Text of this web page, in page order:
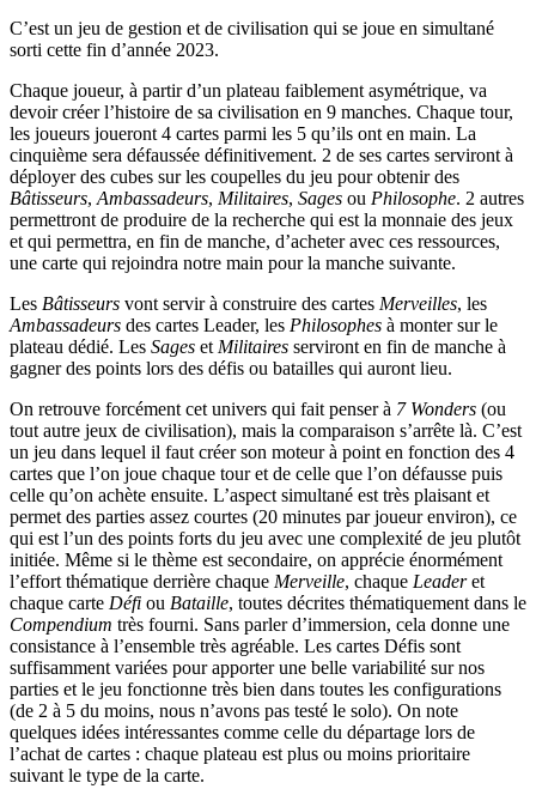
C’est un jeu de gestion et de civilisation qui se joue en simultané
sorti cette fin d’année 2023.
Chaque joueur, à partir d’un plateau faiblement asymétrique, va
devoir créer l’histoire de sa civilisation en 9 manches. Chaque tour,
les joueurs joueront 4 cartes parmi les 5 qu’ils ont en main. La
cinquième sera défaussée définitivement. 2 de ses cartes serviront à
déployer des cubes sur les coupelles du jeu pour obtenir des
Bâtisseurs,Ambassadeurs, Militaires, Sages ou Philosophe. 2 autres
permettront de produire de la recherche qui est la monnaie des jeux
et qui permettra, en fin de manche, d’acheter avec ces ressources,
une carte qui rejoindra notre main pour la manche suivante.
Les Bâtisseurs vont servir à construire des cartes Merveilles, les
Ambassadeurs des cartes Leader, les Philosophes à monter sur le
plateau dédié. Les Sages etMilitaires serviront en fin de manche à
gagner des points lors des défis ou batailles qui auront lieu.
On retrouve forcément cet univers qui fait penser à 7 Wonders (ou
tout autre jeux de civilisation), mais la comparaison s’arrête là. C’est
un jeu dans lequel il faut créer son moteur à point en fonction des 4
cartes que l’on joue chaque tour et de celle que l’on défausse puis
celle qu’on achète ensuite. L’aspect simultané est très plaisant et
permet des parties assez courtes (20 minutes par joueur environ), ce
qui est l’un des points forts du jeu avec une complexité de jeu plutôt
initiée. Même si le thème est secondaire, on apprécie énormément
l’effort thématique derrière chaque Merveille, chaque Leaderet
chaque carte Défi ou Bataille, toutes décrites thématiquement dans le
Compendium très fourni. Sans parler d’immersion, cela donne une
consistance à l’ensemble très agréable. Les cartes Défis sont
suffisamment variées pour apporter une belle variabilité sur nos
parties et le jeu fonctionne très bien dans toutes les configurations
(de 2 à 5 du moins, nous n’avons pas testé le solo). On note
quelques idées intéressantes comme celle du départage lors de
l’achat de cartes : chaque plateau est plus ou moins prioritaire
suivant le type de la carte.